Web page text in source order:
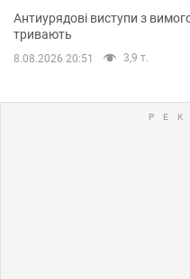
Антиурядові виступи з
тривають
8.08.2026 20:51 3,9 т.